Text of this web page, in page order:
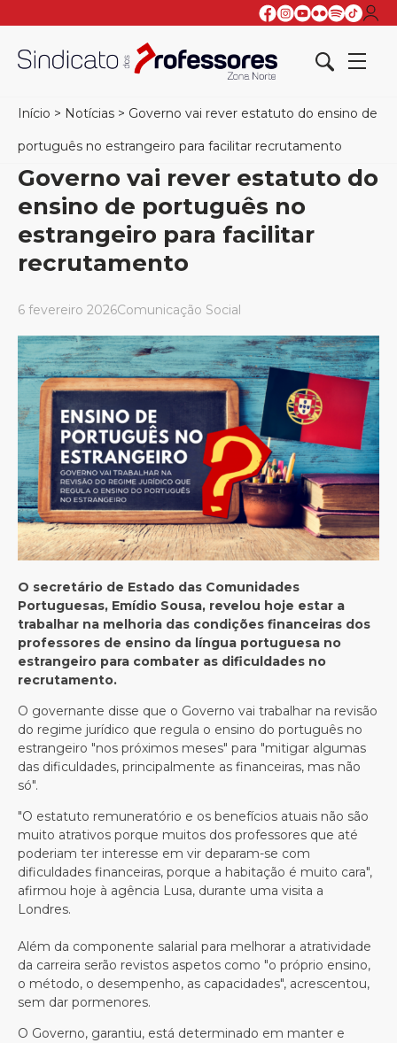
Início > Notícias > Governo vai rever estatuto do ensino de
português no estrangeiro para facilitar recrutamento
Governo vai rever estatuto do
ensino de português no
estrangeiro para facilitar
recrutamento
6 fevereiro 2026Comunicação Social
O secretário de Estado das Comunidades
Portuguesas, Emídio Sousa, revelou hoje estar a
trabalhar na melhoria das condições financeiras dos
professores de ensino da língua portuguesa no
estrangeiro para combater as dificuldades no
recrutamento.
O governante disse que o Governo vai trabalhar na revisão
do regime jurídico que regula o ensino do português no
estrangeiro "nos próximos meses" para "mitigar algumas
das dificuldades, principalmente as financeiras, mas não
só".
"O estatuto remuneratório e os benefícios atuais não são
muito atrativos porque muitos dos professores que até
poderiam ter interesse em vir deparam-se com
dificuldades financeiras, porque a habitação é muito cara",
afirmou hoje à agência Lusa, durante uma visita a
Londres.
Além da componente salarial para melhorar a atratividade
da carreira serão revistos aspetos como "o próprio ensino,
o método, o desempenho, as capacidades", acrescentou,
sem dar pormenores.
O Governo, garantiu, está determinado em manter e